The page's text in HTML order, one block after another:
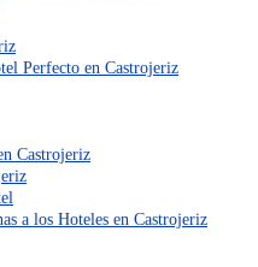
Perfecto en Castrojeriz
Castrojeriz
a los Hoteles en Castrojeriz